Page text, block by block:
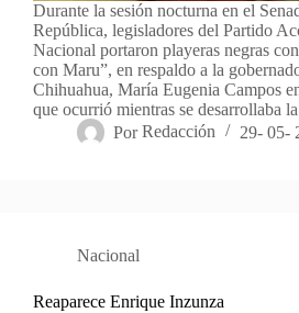
Durante la sesión nocturna en el
República, legisladores del Partido
Nacional portaron playeras negras
con Maru”, en respaldo a la
Chihuahua, María Eugenia Campos
que ocurrió mientras se desarrollaba
Por Redacción 29- 05-
Nacional
Reaparece Enrique Inzunza